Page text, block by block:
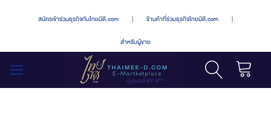
สมัครเข้าร่วมธุรกิจกับไทยมีดี.com | ร้านค้าที่ร่วมธุรกิจไทยมีดี.com |
สำหรับผู้ขาย